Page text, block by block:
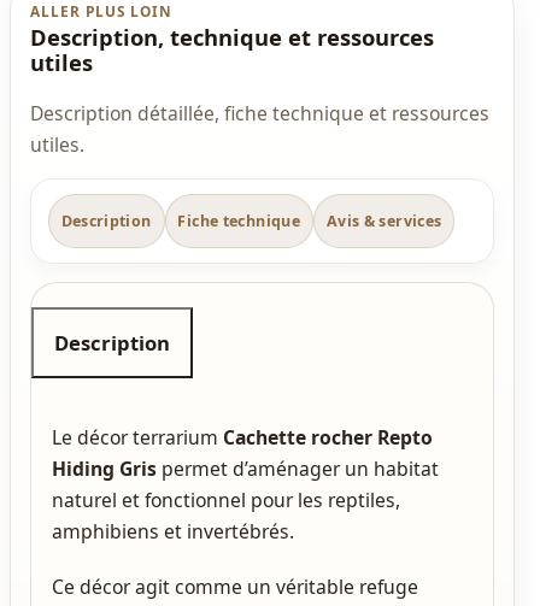
ALLER PLUS LOIN
Description, technique et ressources
utiles
Description détaillée, fiche technique et ressources
utiles.
Description Fiche technique Avis & services
Description
Le décor terrarium Cachette rocher Repto
Hiding Grispermet d’aménager un habitat
naturel et fonctionnel pour les reptiles,
amphibiens et invertébrés.
Ce décor agit comme un véritable refuge